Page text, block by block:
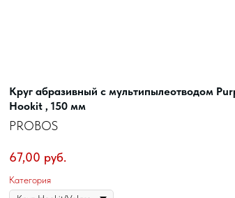
Круг абразивный c мультипылеотводом
Hookit , 150 мм
PROBOS
67,00 руб.
Категория